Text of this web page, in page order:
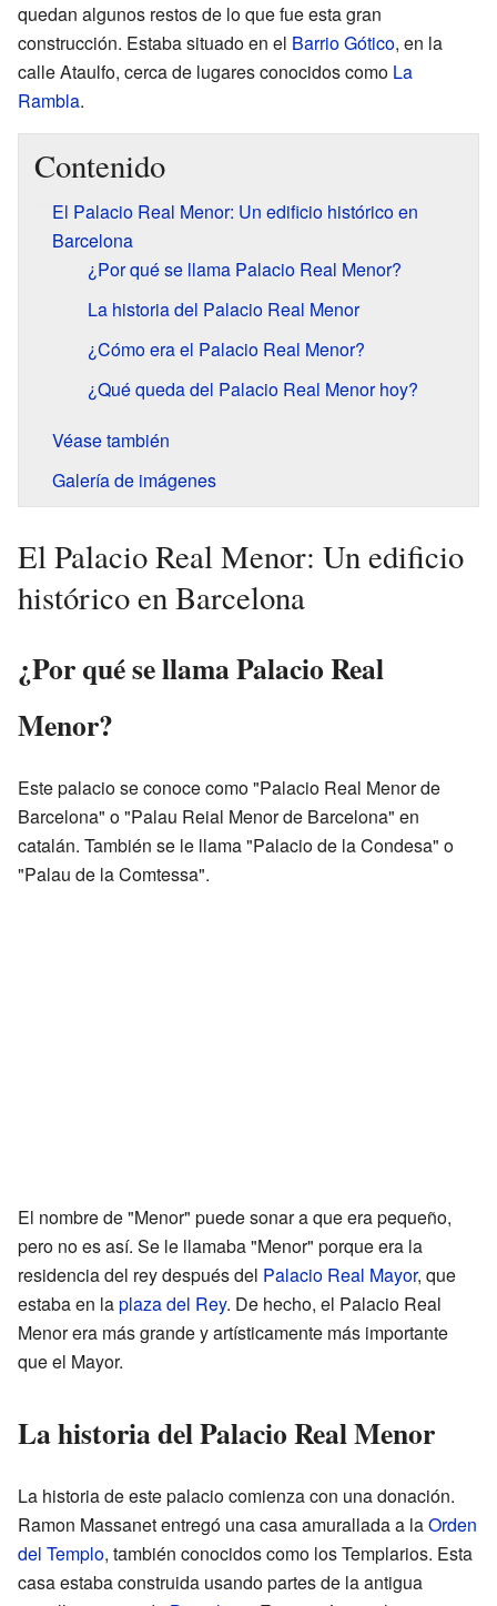
quedan algunos restos de lo que fue esta gran
construcción. Estaba situado en el Barrio Gótico, en la
calle Ataulfo, cerca de lugares conocidos como La
Rambla.
Contenido
El Palacio Real Menor: Un edificio histórico en
Barcelona
¿Por qué se llama Palacio Real Menor?
La historia del Palacio Real Menor
¿Cómo era el Palacio Real Menor?
¿Qué queda del Palacio Real Menor hoy?
Véase también
Galería de imágenes
El Palacio Real Menor: Un edificio
histórico en Barcelona
¿Por qué se llama Palacio Real
Menor?
Este palacio se conoce como "Palacio Real Menor de
Barcelona" o "Palau Reial Menor de Barcelona" en
catalán. También se le llama "Palacio de la Condesa" o
"Palau de la Comtessa".
El nombre de "Menor" puede sonar a que era pequeño,
pero no es así. Se le llamaba "Menor" porque era la
residencia del rey después del Palacio Real Mayor, que
estaba en laplaza del Rey. De hecho, el Palacio Real
Menor era más grande y artísticamente más importante
que el Mayor.
La historia del Palacio Real Menor
La historia de este palacio comienza con una donación.
Ramon Massanet entregó una casa amurallada a laOrden
del Templo, también conocidos como los Templarios. Esta
casa estaba construida usando partes de la antigua